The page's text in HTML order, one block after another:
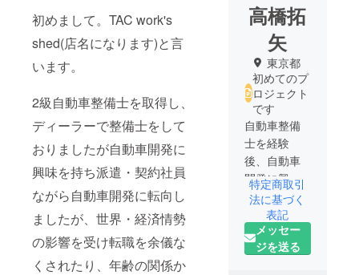
初めまして。TAC work's
shed(店名になります)と言
います。
2級自動車整備士を取得し、
ディーラーで整備士をして
おりましたが自動車開発に
興味を持ち派遣・契約社員
ながら自動車開発に転向し
ましたが、世界・経済情勢
の影響を受け転職を余儀な
くされたり、年齢の関係か
高橋拓
矢
東京都
初めてのプ
ロジェクト
です
自動車整備
士を経験
後、自動車
開発に興味
を持ち整備
士から派
遣・契約社
員ながら評
特定商取引
法に基づく
表記
メッセー
ジを送る